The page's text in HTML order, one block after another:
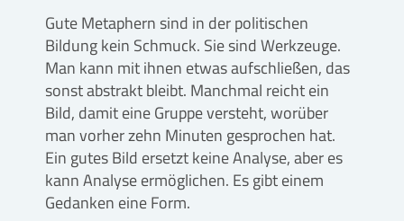
Gute Metaphern sind in der politischen
Bildung kein Schmuck. Sie sind Werkzeuge.
Man kann mit ihnen etwas aufschließen, das
sonst abstrakt bleibt. Manchmal reicht ein
Bild, damit eine Gruppe versteht, worüber
man vorher zehn Minuten gesprochen hat.
Ein gutes Bild ersetzt keine Analyse, aber es
kann Analyse ermöglichen. Es gibt einem
Gedanken eine Form.